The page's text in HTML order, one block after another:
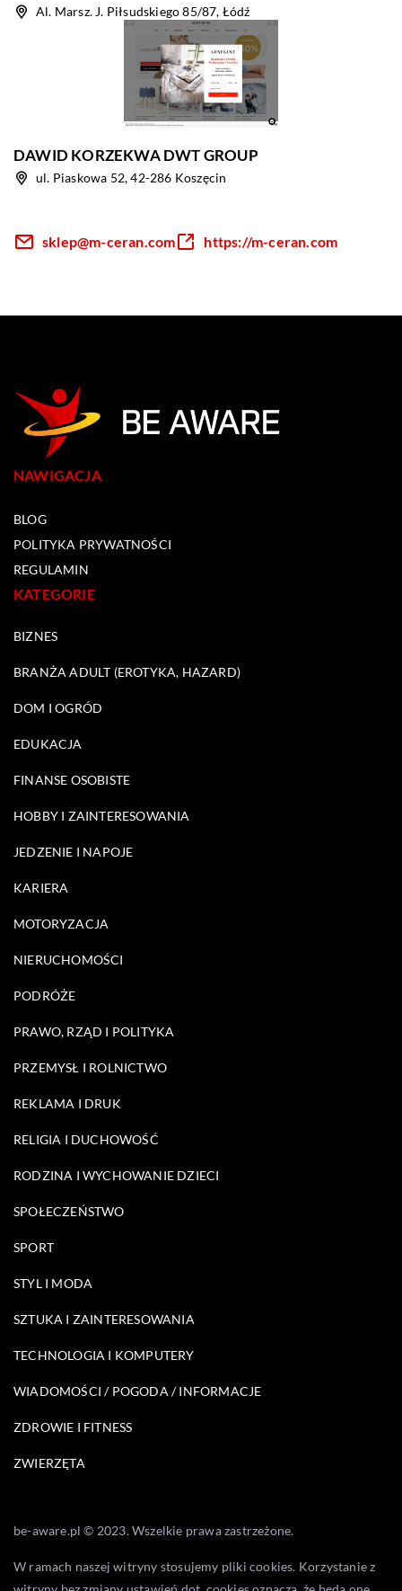
Al. Marsz. J. Piłsudskiego 85/87, Łódź
DAWID KORZEKWA DWT GROUP
ul. Piaskowa 52, 42-286 Koszęcin
sklep@m-ceran.com https://m-ceran.com
NAWIGACJA
BLOG
POLITYKA PRYWATNOŚCI
REGULAMIN
KATEGORIE
BIZNES
BRANŻA ADULT (EROTYKA, HAZARD)
DOM I OGRÓD
EDUKACJA
FINANSE OSOBISTE
HOBBY I ZAINTERESOWANIA
JEDZENIE I NAPOJE
KARIERA
MOTORYZACJA
NIERUCHOMOŚCI
PODRÓŻE
PRAWO, RZĄD I POLITYKA
PRZEMYSŁ I ROLNICTWO
REKLAMA I DRUK
RELIGIA I DUCHOWOŚĆ
RODZINA I WYCHOWANIE DZIECI
SPOŁECZEŃSTWO
SPORT
STYL I MODA
SZTUKA I ZAINTERESOWANIA
TECHNOLOGIA I KOMPUTERY
WIADOMOŚCI / POGODA / INFORMACJE
ZDROWIE I FITNESS
ZWIERZĘTA
be-aware.pl © 2023. Wszelkie prawa zastrzeżone.
W ramach naszej witryny stosujemy pliki cookies. Korzystanie z